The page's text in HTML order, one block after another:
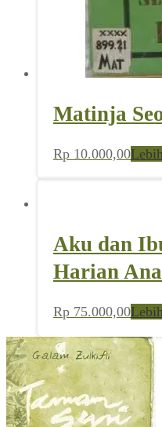
Matinja
Rp 10.000,00
Aku dan
Harian
Rp 75.000,00